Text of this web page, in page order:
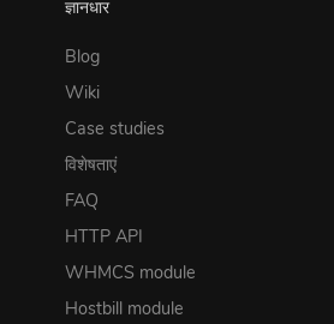
ज्ञानधार
Blog
Wiki
Case studies
विशेषताएं
FAQ
HTTP API
WHMCS module
Hostbill module